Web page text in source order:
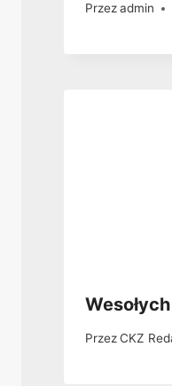
Przezadmin
PrzezCKZ